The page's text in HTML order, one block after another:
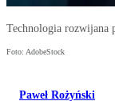
Technologia rozwijana
Foto: AdobeStock
Paweł Rożyński